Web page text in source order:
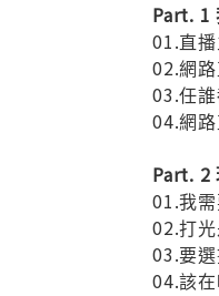
Part. 1
01.直
02.網
03.任
04.網
Part. 2
01.我需
02.打
03.要
04.該